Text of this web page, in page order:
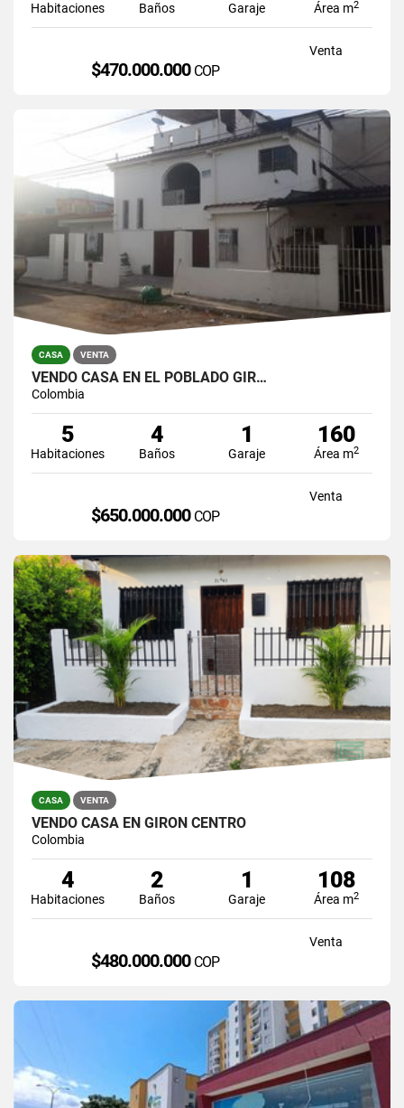
Habitaciones Baños Garaje Área m2
Venta
$470.000.000 COP
CASA VENTA
VENDO CASA EN EL POBLADO GIR…
Colombia
5
Habitaciones
4
Baños
1
Garaje
160
Área m2
Venta
$650.000.000 COP
CASA VENTA
VENDO CASA EN GIRON CENTRO
Colombia
4
Habitaciones
2
Baños
1
Garaje
108
Área m2
Venta
$480.000.000 COP